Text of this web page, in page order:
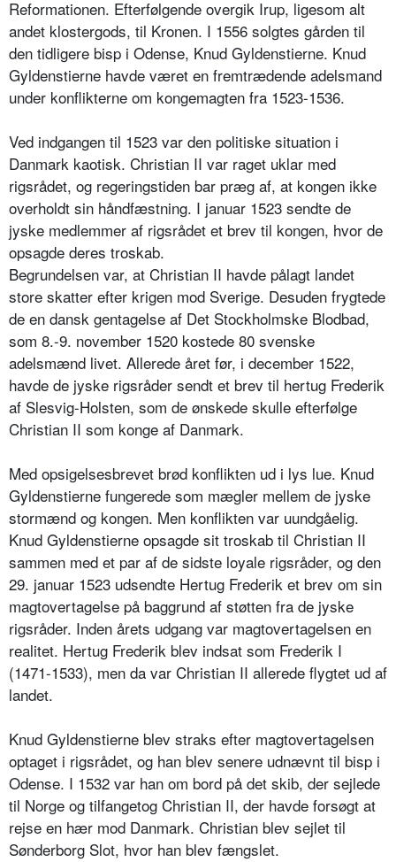
Reformationen. Efterfølgende overgik Irup, ligesom alt
andet klostergods, til Kronen. I 1556 solgtes gården til
den tidligere bisp i Odense, Knud Gyldenstierne. Knud
Gyldenstierne havde været en fremtrædende adelsmand
under konflikterne om kongemagten fra 1523-1536.
Ved indgangen til 1523 var den politiske situation i
Danmark kaotisk. Christian II var raget uklar med
rigsrådet, og regeringstiden bar præg af, at kongen ikke
overholdt sin håndfæstning. I januar 1523 sendte de
jyske medlemmer af rigsrådet et brev til kongen, hvor de
opsagde deres troskab.
Begrundelsen var, at Christian II havde pålagt landet
store skatter efter krigen mod Sverige. Desuden frygtede
de en dansk gentagelse af Det Stockholmske Blodbad,
som 8.-9. november 1520 kostede 80 svenske
adelsmænd livet. Allerede året før, i december 1522,
havde de jyske rigsråder sendt et brev til hertug Frederik
af Slesvig-Holsten, som de ønskede skulle efterfølge
Christian II som konge af Danmark.
Med opsigelsesbrevet brød konflikten ud i lys lue. Knud
Gyldenstierne fungerede som mægler mellem de jyske
stormænd og kongen. Men konflikten var uundgåelig.
Knud Gyldenstierne opsagde sit troskab til Christian II
sammen med et par af de sidste loyale rigsråder, og den
29. januar 1523 udsendte Hertug Frederik et brev om sin
magtovertagelse på baggrund af støtten fra de jyske
rigsråder. Inden årets udgang var magtovertagelsen en
realitet. Hertug Frederik blev indsat som Frederik I
(1471-1533), men da var Christian II allerede flygtet ud af
landet.
Knud Gyldenstierne blev straks efter magtovertagelsen
optaget i rigsrådet, og han blev senere udnævnt til bisp i
Odense. I 1532 var han om bord på det skib, der sejlede
til Norge og tilfangetog Christian II, der havde forsøgt at
rejse en hær mod Danmark. Christian blev sejlet til
Sønderborg Slot, hvor han blev fængslet.